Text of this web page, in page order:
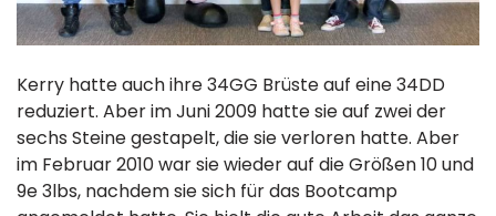
Kerry hatte auch ihre 34GG Brüste auf eine 34DD
reduziert. Aber im Juni 2009 hatte sie auf zwei der
sechs Steine gestapelt, die sie verloren hatte. Aber
im Februar 2010 war sie wieder auf die Größen 10 und
9e 3lbs, nachdem sie sich für das Bootcamp